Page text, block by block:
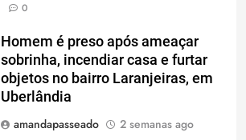
0
Homem é preso após ameaçar
sobrinha, incendiar casa e furtar
objetos no bairro Laranjeiras, em
Uberlândia
amandapasseado
2 semanas ago